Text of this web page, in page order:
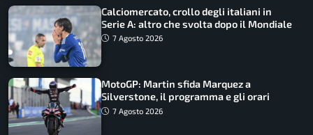
Calciomercato, crollo degli italiani in
Serie A: altro che svolta dopo il Mondiale
7 Agosto 2026
MotoGP: Martin sfida Marquez a
Silverstone, il programma e gli orari
7 Agosto 2026